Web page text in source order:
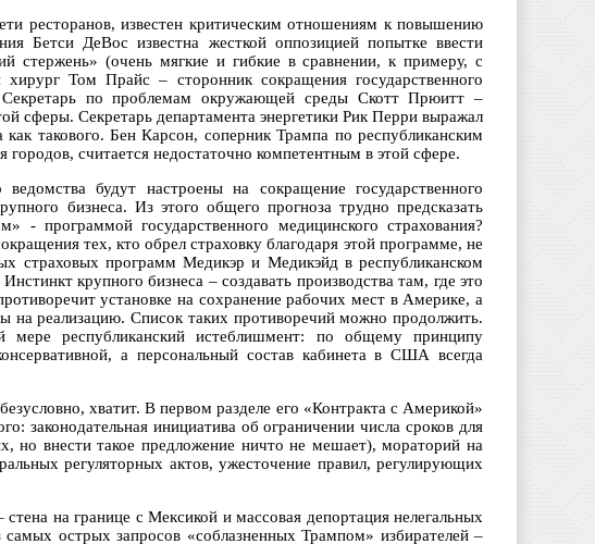
ресторанов, известен критическим отношениям к повышению
Бетси ДеВос известна жесткой оппозицией попытке ввести
стержень» (очень мягкие и гибкие в сравнении, к примеру, с
хирург Том Прайс – сторонник сокращения государственного
Секретарь по проблемам окружающей среды Скотт Прюитт –
сферы. Секретарь департамента энергетики Рик Перри выражал
как такового. Бен Карсон, соперник Трампа по республиканским
считается недостаточно компетентным в этой сфере.
будут настроены на сокращение государственного
бизнеса. Из этого общего прогноза трудно предсказать
- программой государственного медицинского страхования?
тех, кто обрел страховку благодаря этой программе, не
страховых программ Медикэр и Медикэйд в республиканском
крупного бизнеса – создавать производства там, где это
установке на сохранение рабочих мест в Америке, а
на реализацию. Список таких противоречий можно продолжить.
республиканский истеблишмент: по общему принципу
а персональный состав кабинета в США всегда
хватит. В первом разделе его «Контракта с Америкой»
законодательная инициатива об ограничении числа сроков для
но внести такое предложение ничто не мешает), мораторий на
регуляторных актов, ужесточение правил, регулирующих
на границе с Мексикой и массовая депортация нелегальных
острых запросов «соблазненных Трампом» избирателей –